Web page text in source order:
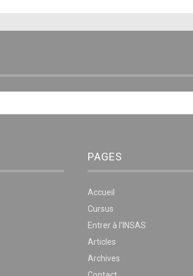
PAGES
Accueil
Cursus
Entrer à l’INSAS
Articles
Archives